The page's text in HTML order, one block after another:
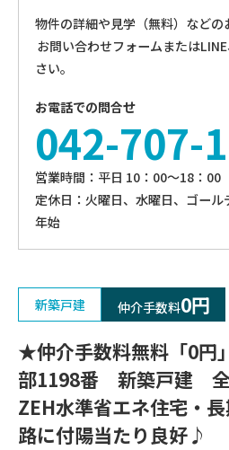
物件の詳細や見学（無料）などの
お問い合わせフォームまたは
さい。
お電話での問合せ
042-707-
営業時間：平⽇ 10：00〜18：00
定休⽇：火曜日、⽔曜⽇、ゴー
年始
新築戸建 仲介手数料0円
★仲介手数料無料「0円
部1198番 新築戸建
ZEH水準省エネ住宅・
路に付陽当たり良好♪